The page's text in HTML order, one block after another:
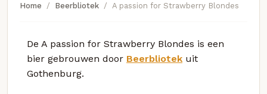
Home Beerbliotek A passion for Strawberry Blondes
De A passion for Strawberry Blondes is een
bier gebrouwen door Beerbliotek uit
Gothenburg.